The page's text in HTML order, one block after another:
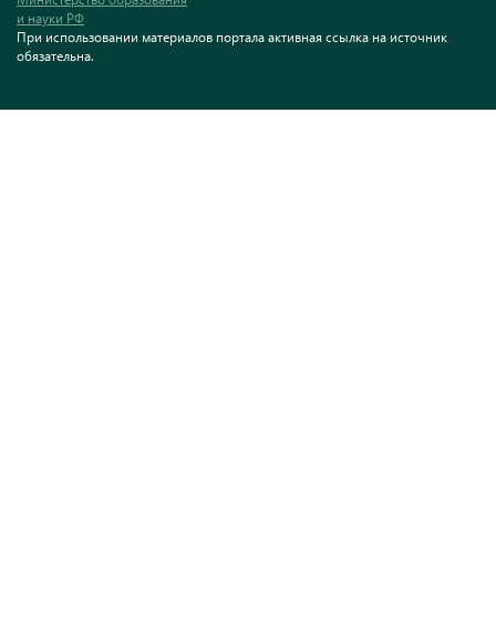
и науки РФ
При использовании материалов портала активная ссылка на источник
обязательна.